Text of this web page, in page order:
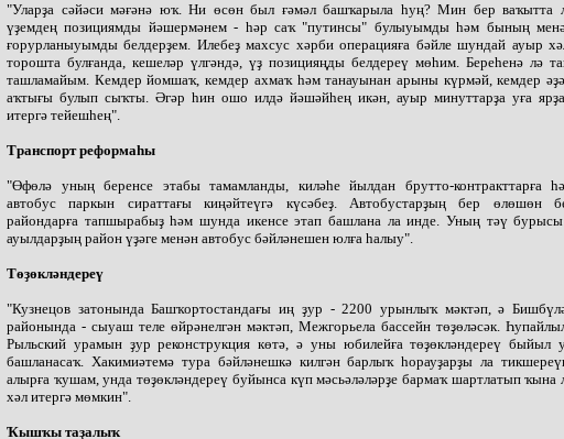
"Уларҙа сәйәси мәғәнә юҡ. Ни өсөн был ғәмәл башҡарыла һуң? Мин бер ваҡытта
үҙемдең позициямды йәшермәнем - һәр саҡ "путинсы" булыуымды һәм бының
ғорурланыуымды белдерҙем. Илебеҙ махсус хәрби операцияға бәйле шундай ауыр
торошта булғанда, кешеләр үлгәндә, үҙ позицияңды белдереү мөһим. Береһенә лә
ташламайым. Кемдер йомшаҡ, кемдер ахмаҡ һәм танауынан арыны күрмәй, кемдер
аҡтығы булып сыҡты. Әгәр һин ошо илдә йәшәйһең икән, ауыр минуттарҙа уға
итергә тейешһең".
Транспорт реформаһы
"Өфөлә уның беренсе этабы тамамланды, киләһе йылдан брутто-контракттарға
автобус паркын сираттағы киңәйтеүгә күсәбеҙ. Автобустарҙың бер өлөшөн
райондарға тапшырабыҙ һәм шунда икенсе этап башлана ла инде. Уның тәү
ауылдарҙың район үҙәге менән автобус бәйләнешен юлға һалыу".
Төҙөкләндереү
"Кузнецов затонында Башҡортостандағы иң ҙур - 2200 урынлыҡ мәктәп, ә
районында - сыуаш теле өйрәнелгән мәктәп, Межгорьела бассейн төҙөләсәк.
Рыльский урамын ҙур реконструкция көтә, ә уны юбилейға төҙөкләндереү быйыл
башланасаҡ. Хакимиәтемә тура бәйләнешкә килгән барлыҡ һорауҙарҙы ла
алырға ҡушам, унда төҙөкләндереү буйынса күп мәсьәләләрҙе бармаҡ шартлатып ҡына
хәл итергә мөмкин".
Ҡышҡы таҙалыҡ